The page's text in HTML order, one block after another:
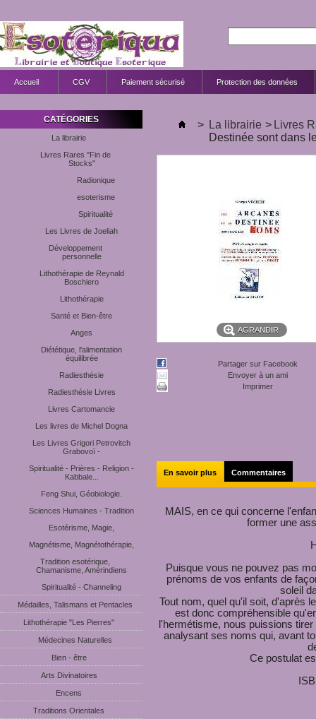
Accueil CGV Paiement sécurisé Protection des données
CATÉGORIES
La librairie
Livres Rares "Fin de
Stocks"
Radionique
esoterisme
Spiritualité
Les Livres de Joeliah
Développement
personnelle
Lithothérapie de Reynald
Boschiero
Lithothérapie
Santé et Bien-être
Anges
Diététique, l'alimentation
équilibrée
Radiesthésie
Radiesthésie Livres
Livres Cartomancie
Les livres de Michel Dogna
Les Livres Grigori Petrovitch
Grabovoï -
Spiritualité - Prières - Religion -
Kabbale...
Feng Shui, Géobiologie.
Sciences Humaines - Tradition
Esotérisme, Magie,
Magnétisme, Magnétothérapie,
Tradition esotérique,
Chamanisme, Amérindiens
Spiritualité - Channeling
Médailles, Talismans et Pentacles
Lithothérapie "Les Pierres"
Médecines Naturelles
Bien - être
Arts Divinatoires
Encens
Traditions Orientales
> La librairie > Livres
Destinée sont dans
AGRANDIR
Partager sur Facebook
Envoyer à un ami
Imprimer
En savoir plus Commentaires
MAIS, en ce qui concerne
former une
Puisque vous ne pouvez pas
prénoms de vos enfants de
soleil
Tout nom, quel qu'il soit, d'après
est donc compréhensible
l'hermétisme, nous puissions
analysant ses noms qui, avant
Ce postulat